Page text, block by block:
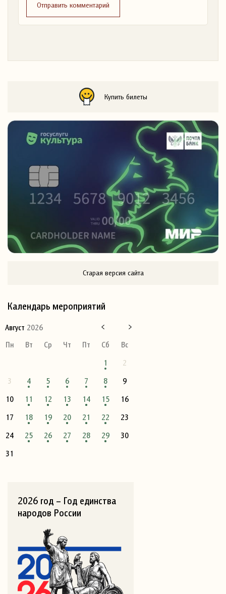
Отправить комментарий
Купить билеты
Старая версия сайта
Календарь мероприятий
Август 2026
Пн
Вт Ср Чт Пт Сб
Вс
1
2
3
4 5 6 7 8
9
10
11 12 13 14 15
16
17
18 19 20 21 22
23
24
25 26 27 28 29
30
31
2026 год – Год единства
народов России